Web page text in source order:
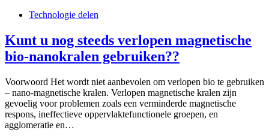
Technologie delen
Kunt u nog steeds verlopen magnetische
bio-nanokralen gebruiken??
Voorwoord Het wordt niet aanbevolen om verlopen bio te gebruiken
– nano-magnetische kralen. Verlopen magnetische kralen zijn
gevoelig voor problemen zoals een verminderde magnetische
respons, ineffectieve oppervlaktefunctionele groepen, en
agglomeratie en…